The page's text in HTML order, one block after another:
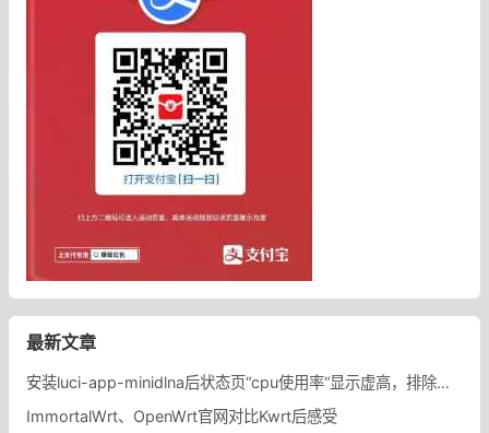
最新文章
安装luci-app-minidlna后状态页“cpu使用率“显示虚高，排除过程记录。
ImmortalWrt、OpenWrt官网对比Kwrt后感受